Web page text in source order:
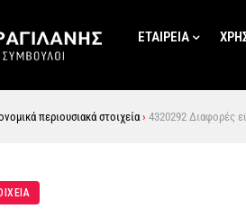
ΕΤΑΙΡΕΙΑ
περιουσιακά στοιχεία › 4320292 Διαφορές